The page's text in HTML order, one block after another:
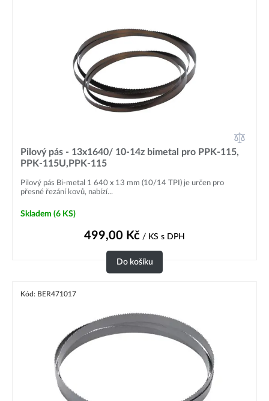
Pilový pás - 13x1640/ 10-14z bimetal pro PPK-115,
PPK-115U,PPK-115
Pilový pás Bi-metal 1 640 x 13 mm (10/14 TPI) je určen pro
přesné řezání kovů, nabízí...
Skladem (6 KS)
499,00 Kč / KS s DPH
Do košíku
Kód: BER471017